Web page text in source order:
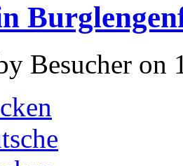
Besucher